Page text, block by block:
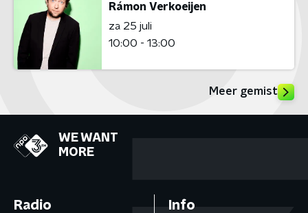
Rámon Verkoeijen
za 25 juli
10:00 - 13:00
Meer gemist
WE WANT
MORE
Radio Info